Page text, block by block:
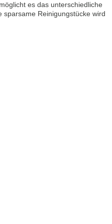
es das unterschiedliche
Reinigungstücke wird